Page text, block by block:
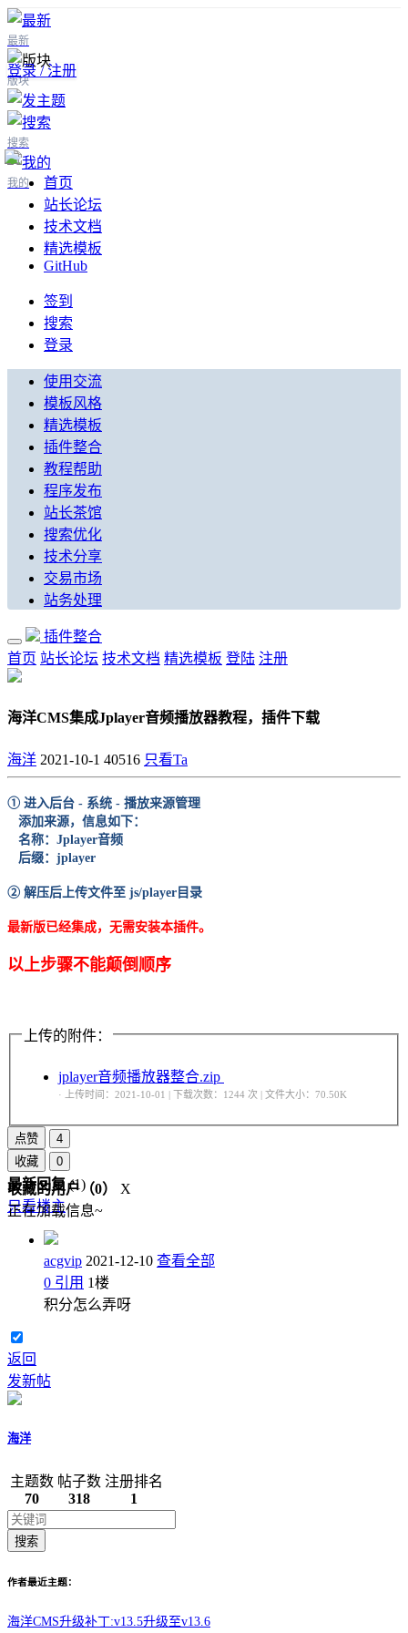
最新
版块
搜索
我的
登录 / 注册
首页
站长论坛
技术文档
精选模板
GitHub
签到
搜索
登录
使用交流
模板风格
精选模板
插件整合
教程帮助
程序发布
站长茶馆
搜索优化
技术分享
交易市场
站务处理
插件整合
首页 站长论坛 技术文档 精选模板 登陆 注册
海洋CMS集成Jplayer音频播放器教程，插件下载
海洋 2021-10-1 40516 只看Ta
① 进入后台 - 系统 - 播放来源管理
添加来源，信息如下：
名称：Jplayer音频
后缀：jplayer
② 解压后上传文件至 js/player目录
最新版已经集成，无需安装本插件。
以上步骤不能颠倒顺序
上传的附件：
jplayer音频播放器整合.zip
· 上传时间：2021-10-01 | 下载次数：1244 次 | 文件大小：70.50K
点赞
4
收藏
0
收藏的用户（0）
X
正在加载信息~
最新回复(1)
只看楼主
acgvip 2021-12-10 查看全部
0 引用 1楼
积分怎么弄呀
返回
发新帖
海洋
主题数
70
帖子数
318
注册排名
1
搜索
作者最近主题：
海洋CMS升级补丁:v13.5升级至v13.6